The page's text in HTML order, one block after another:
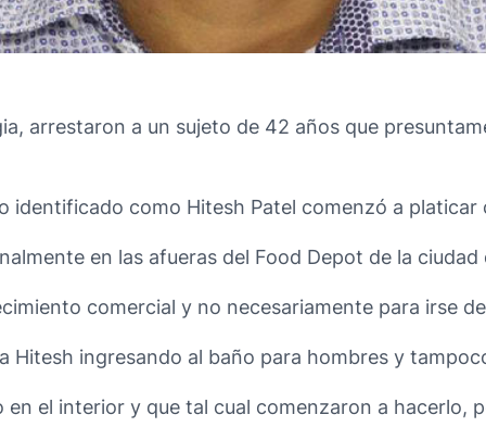
arrestaron a un sujeto de 42 años que
identificado como Hitesh Patel comenzó a platicar
en las afueras del Food Depot de la ciudad
comercial y no necesariamente para irse de
Hitesh ingresando al baño para hombres y
el interior y que tal cual comenzaron a hacerlo,